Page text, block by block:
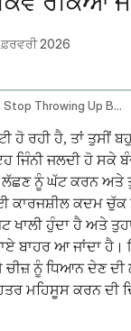
2026
How To Stop Throwing Up Bile
ਹੋ ਰਹੀ ਹੈ, ਤਾਂ ਤੁਸੀਂ
ਜਿੰਨੀ ਜਲਦੀ ਹੋ ਸਕੇ
ਨੂੰ ਘੱਟ ਕਰਨ ਅਤੇ
ਕਦਮ ਚੁੱਕ
ਖਾਲੀ ਹੁੰਦਾ ਹੈ ਅਤੇ
ਬਾਹਰ ਆ ਜਾਂਦਾ ਹੈ।
ਚੀਜ਼ ਨੂੰ ਧਿਆਨ ਦੇਣ
ਮਹਿਸੂਸ ਕਰਨ ਦੀ